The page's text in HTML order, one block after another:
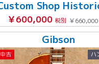
￥600,000 税別 ￥660,000
Gibson
中古 ハ